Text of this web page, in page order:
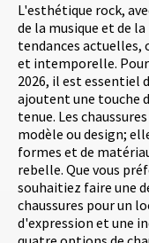
L'esthétique rock,
de la musique et de
tendances actuelles,
et intemporelle.
2026, il est essentiel
ajoutent une touche
tenue. Les
modèle ou design;
formes et de
rebelle. Que vous
souhaitiez faire une
chaussures pour un
d'expression et une